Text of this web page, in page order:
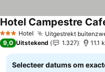
3 SterrenHotel Uitgestrekt
Hotel Campestre
9,0 Uitstekend 1.327 11.1
Selecteer datums om